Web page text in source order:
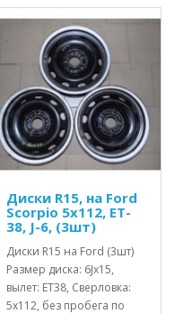
Диски R15, на Ford
Scorpio 5x112, ET-
38, J-6, (3шт)
Диски R15 на Ford (3шт)
Размер диска: 6Jx15,
вылет: ET38, Сверловка:
5x112, без пробега по